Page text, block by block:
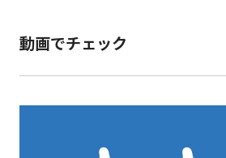
動画でチェック